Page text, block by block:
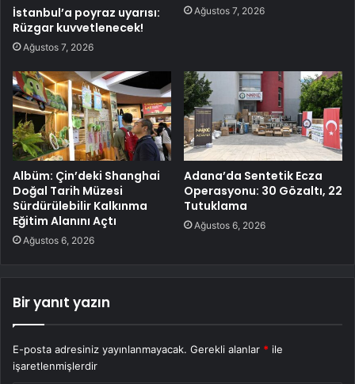
İstanbul’a poyraz uyarısı:
Rüzgar kuvvetlenecek!
Ağustos 7, 2026
Ağustos 7, 2026
Albüm: Çin’deki Shanghai
Doğal Tarih Müzesi
Sürdürülebilir Kalkınma
Eğitim Alanını Açtı
Ağustos 6, 2026
Adana’da Sentetik Ecza
Operasyonu: 30 Gözaltı, 22
Tutuklama
Ağustos 6, 2026
Bir yanıt yazın
E-posta adresiniz yayınlanmayacak. Gerekli alanlar * ile
işaretlenmişlerdir